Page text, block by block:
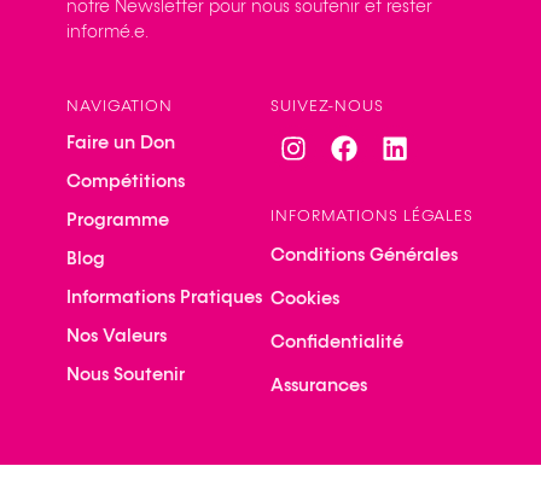
notre Newsletter pour nous soutenir et rester
informé.e.
NAVIGATION
Faire un Don
Compétitions
Programme
Blog
Informations Pratiques
Nos Valeurs
Nous Soutenir
SUIVEZ-NOUS
INFORMATIONS LÉGALES
Conditions Générales
Cookies
Confidentialité
Assurances